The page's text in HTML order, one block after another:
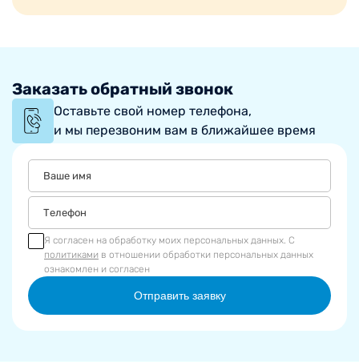
Заказать обратный звонок
Оставьте свой номер телефона,
и мы перезвоним вам в ближайшее время
Я согласен на обработку моих персональных данных. С
политиками в отношении обработки персональных данных
ознакомлен и согласен
Отправить заявку